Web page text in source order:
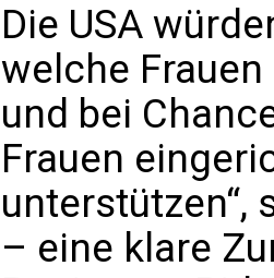
Die USA
welche
und bei
Frauen
unterstützen“,
– eine klare